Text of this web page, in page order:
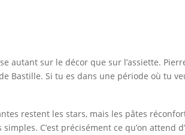
autant sur le décor que sur l’assiette.
Bastille. Si tu es dans une période où tu
restent les stars, mais les pâtes
C’est précisément ce qu’on attend